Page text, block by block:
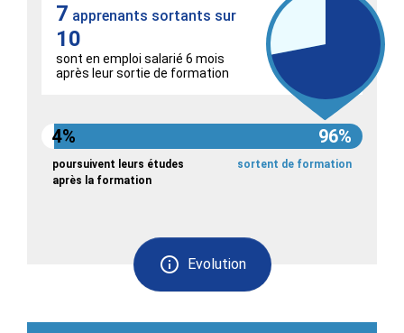
Evolution
7 apprenants sortants sur
10
sont en emploi salarié 6 mois
après leur sortie de formation
4% 96%
poursuivent leurs études
après la formation
sortent de formation